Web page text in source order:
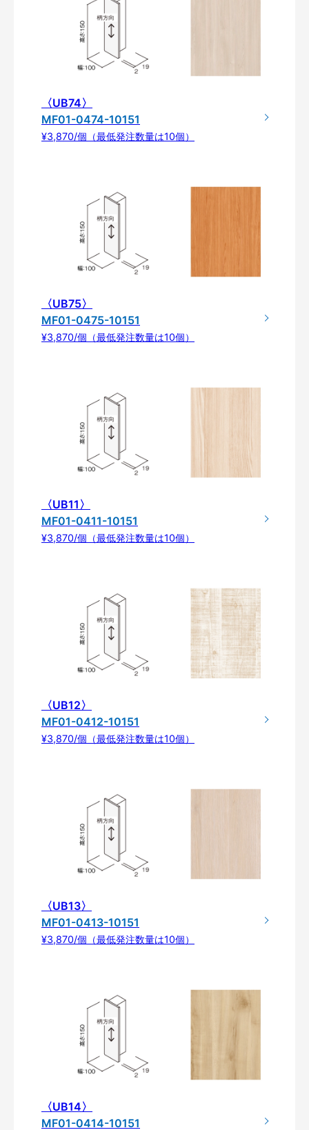
〈UB74〉
MF01-0474-10151
¥3,870/個（最低発注数量は10個）
〈UB75〉
MF01-0475-10151
¥3,870/個（最低発注数量は10個）
〈UB11〉
MF01-0411-10151
¥3,870/個（最低発注数量は10個）
〈UB12〉
MF01-0412-10151
¥3,870/個（最低発注数量は10個）
〈UB13〉
MF01-0413-10151
¥3,870/個（最低発注数量は10個）
〈UB14〉
MF01-0414-10151